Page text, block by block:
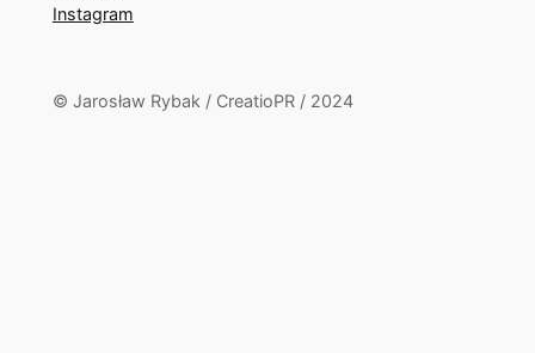
Instagram
© Jarosław Rybak / CreatioPR / 2024